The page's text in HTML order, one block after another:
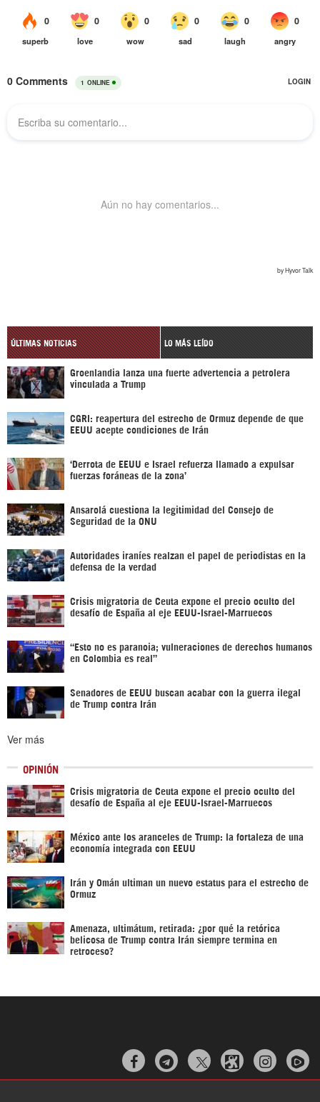
ÚLTIMAS NOTICIAS LO MÁS LEÍDO
Groenlandia lanza una fuerte advertencia a petrolera
vinculada a Trump
CGRI: reapertura del estrecho de Ormuz depende de que
EEUU acepte condiciones de Irán
‘Derrota de EEUU e Israel refuerza llamado a expulsar
fuerzas foráneas de la zona’
Ansarolá cuestiona la legitimidad del Consejo de
Seguridad de la ONU
Autoridades iraníes realzan el papel de periodistas en la
defensa de la verdad
Crisis migratoria de Ceuta expone el precio oculto del
desafío de España al eje EEUU-Israel-Marruecos
“Esto no es paranoia; vulneraciones de derechos humanos
en Colombia es real”
Senadores de EEUU buscan acabar con la guerra ilegal
de Trump contra Irán
Ver más
OPINIÓN
Crisis migratoria de Ceuta expone el precio oculto del
desafío de España al eje EEUU-Israel-Marruecos
México ante los aranceles de Trump: la fortaleza de una
economía integrada con EEUU
Irán y Omán ultiman un nuevo estatus para el estrecho de
Ormuz
Amenaza, ultimátum, retirada: ¿por qué la retórica
belicosa de Trump contra Irán siempre termina en
retroceso?
  